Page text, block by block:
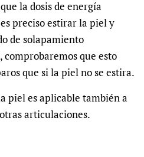
la dosis de energía
preciso estirar la piel y
de solapamiento
que esto
que si la piel no se estira.
piel es aplicable también a
articulaciones.